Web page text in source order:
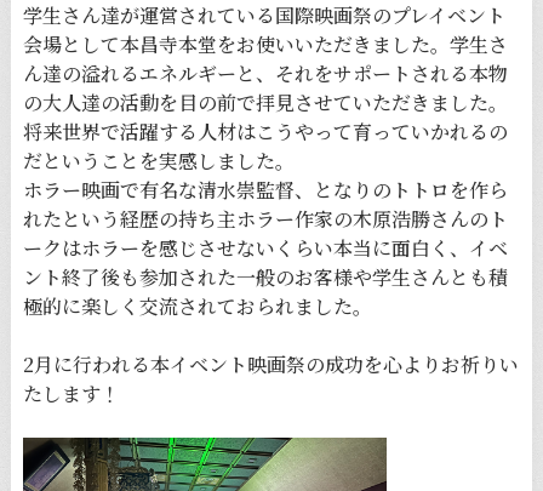
学生さん達が運営されている国際映画祭のプレイベント
会場として本昌寺本堂をお使いいただきました。学生さ
ん達の溢れるエネルギーと、それをサポートされる本物
の大人達の活動を目の前で拝見させていただきました。
将来世界で活躍する人材はこうやって育っていかれるの
だということを実感しました。
ホラー映画で有名な清水崇監督、となりのトトロを作ら
れたという経歴の持ち主ホラー作家の木原浩勝さんのト
ークはホラーを感じさせないくらい本当に面白く、イベ
ント終了後も参加された一般のお客様や学生さんとも積
極的に楽しく交流されておられました。
2月に行われる本イベント映画祭の成功を心よりお祈りい
たします！